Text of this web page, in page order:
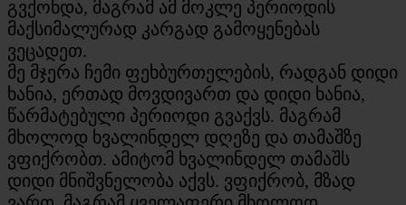
გვქონდა, მაგრამ ამ მოკლე პერიოდის
მაქსიმალურად კარგად გამოყენებას
ვეცადეთ.
მე მჯერა ჩემი ფეხბურთელების, რადგან დიდი
ხანია, ერთად მოვდივართ და დიდი ხანია,
წარმატებული პერიოდი გვაქვს. მაგრამ
მხოლოდ ხვალინდელ დღეზე და თამაშზე
ვფიქრობთ. ამიტომ ხვალინდელ თამაშს
დიდი მნიშვნელობა აქვს. ვფიქრობ, მზად